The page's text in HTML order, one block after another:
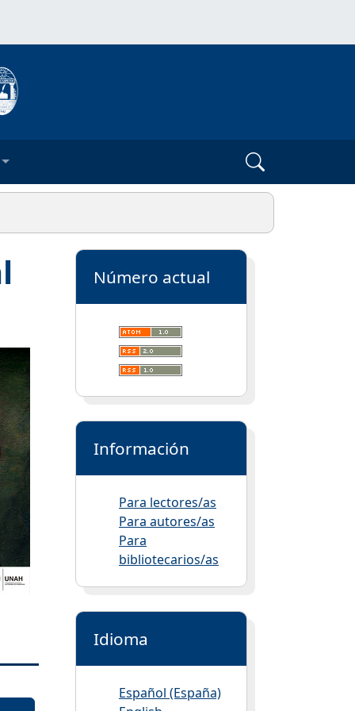
Número actual
Información
Para lectores/as
Para autores/as
Para
bibliotecarios/as
Idioma
Español (España)